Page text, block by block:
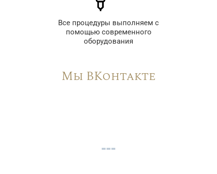
Все процедуры выполняем с
помощью современного
оборудования
Мы ВКонтакте